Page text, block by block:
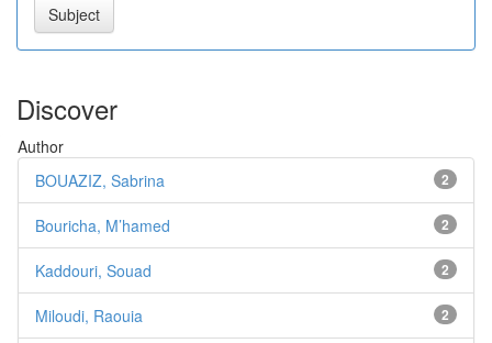
Discover
Author
2
BOUAZIZ, Sabrina
2
Bouricha, M’hamed
2
Kaddouri, Souad
2
Miloudi, Raouia